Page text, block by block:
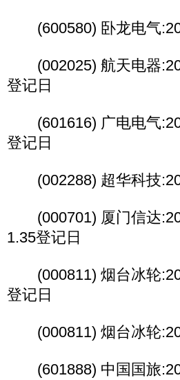
(600580) 卧龙电气
(002025) 航天电器
登记日
(601616) 广电电气
登记日
(002288) 超华科技
(000701) 厦门信达
1.35登记日
(000811) 烟台冰轮
登记日
(000811) 烟台冰轮
(601888) 中国国旅